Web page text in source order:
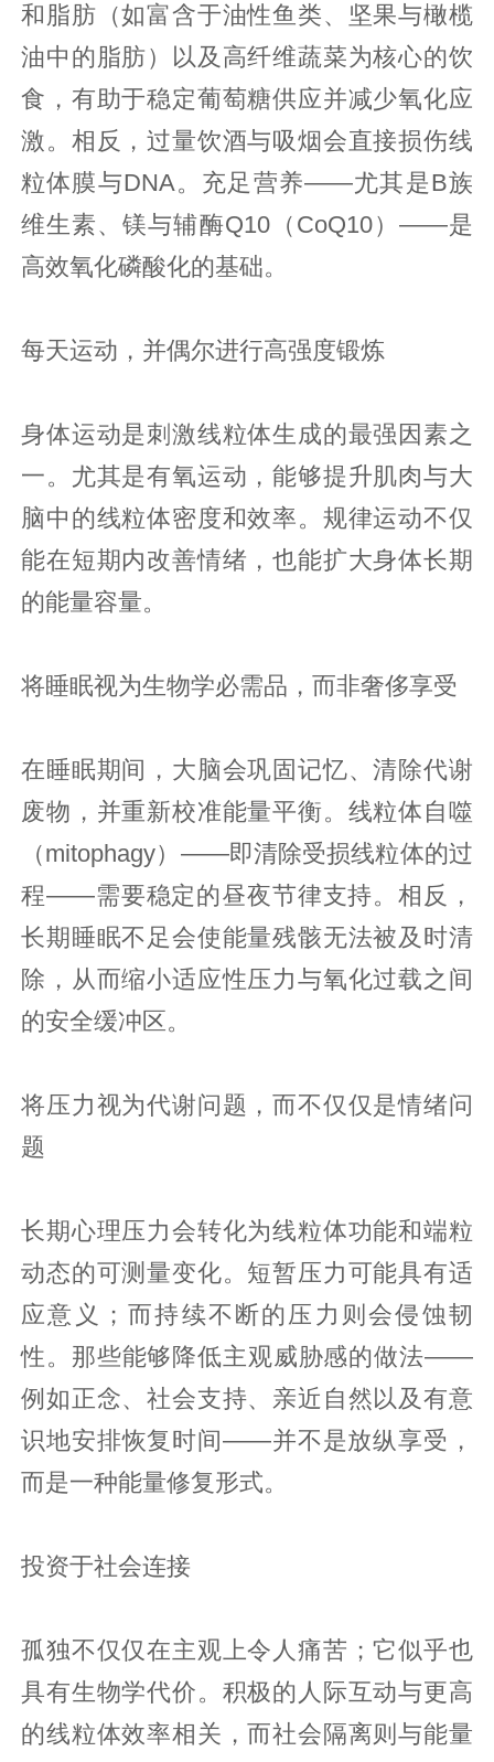
和脂肪（如富含于油性鱼类、坚果与橄榄
油中的脂肪）以及高纤维蔬菜为核心的饮
食，有助于稳定葡萄糖供应并减少氧化应
激。相反，过量饮酒与吸烟会直接损伤线
粒体膜与DNA。充足营养——尤其是B族
维生素、镁与辅酶Q10（CoQ10）——是
高效氧化磷酸化的基础。
每天运动，并偶尔进行高强度锻炼
身体运动是刺激线粒体生成的最强因素之
一。尤其是有氧运动，能够提升肌肉与大
脑中的线粒体密度和效率。规律运动不仅
能在短期内改善情绪，也能扩大身体长期
的能量容量。
将睡眠视为生物学必需品，而非奢侈享受
在睡眠期间，大脑会巩固记忆、清除代谢
废物，并重新校准能量平衡。线粒体自噬
（mitophagy）——即清除受损线粒体的过
程——需要稳定的昼夜节律支持。相反，
长期睡眠不足会使能量残骸无法被及时清
除，从而缩小适应性压力与氧化过载之间
的安全缓冲区。
将压力视为代谢问题，而不仅仅是情绪问
题
长期心理压力会转化为线粒体功能和端粒
动态的可测量变化。短暂压力可能具有适
应意义；而持续不断的压力则会侵蚀韧
性。那些能够降低主观威胁感的做法——
例如正念、社会支持、亲近自然以及有意
识地安排恢复时间——并不是放纵享受，
而是一种能量修复形式。
投资于社会连接
孤独不仅仅在主观上令人痛苦；它似乎也
具有生物学代价。积极的人际互动与更高
的线粒体效率相关，而社会隔离则与能量